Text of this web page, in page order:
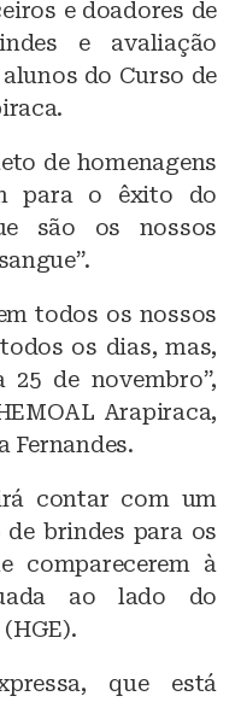
e doadores de
e avaliação
do Curso de
de homenagens
para o êxito do
são os nossos
todos os nossos
os dias, mas,
25 de novembro”,
Arapiraca,
Fernandes.
contar com um
brindes para os
comparecerem à
ao lado do
que está